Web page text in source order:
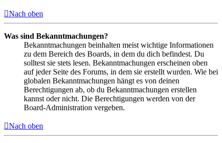
Nach oben
Was sind Bekanntmachungen?
Bekanntmachungen beinhalten meist wichtige Informationen
zu dem Bereich des Boards, in dem du dich befindest. Du
solltest sie stets lesen. Bekanntmachungen erscheinen oben
auf jeder Seite des Forums, in dem sie erstellt wurden. Wie bei
globalen Bekanntmachungen hängt es von deinen
Berechtigungen ab, ob du Bekanntmachungen erstellen
kannst oder nicht. Die Berechtigungen werden von der
Board-Administration vergeben.
Nach oben